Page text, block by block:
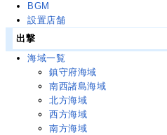
BGM
設置店舗
出撃
海域一覧
鎮守府海域
南西諸島海域
北方海域
西方海域
南方海域